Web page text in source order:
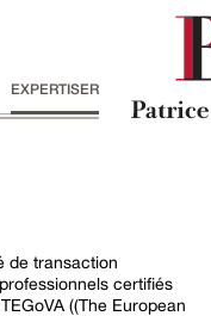
EXPERTISER
de transaction
certifiés
((The European